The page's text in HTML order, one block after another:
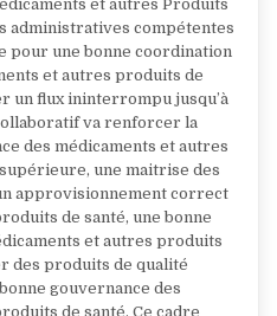
et autres Produits
administratives compétentes
pour une bonne coordination
et autres produits de
un flux ininterrompu jusqu’à
va renforcer la
des médicaments et autres
une maitrise des
approvisionnement correct
de santé, une bonne
et autres produits
des produits de qualité
gouvernance des
de santé. Ce cadre